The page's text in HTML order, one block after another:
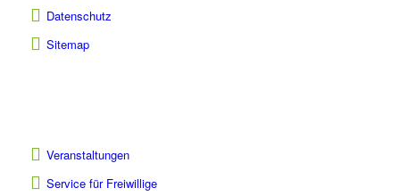
Datenschutz
Sitemap
Veranstaltungen
Service für Freiwillige